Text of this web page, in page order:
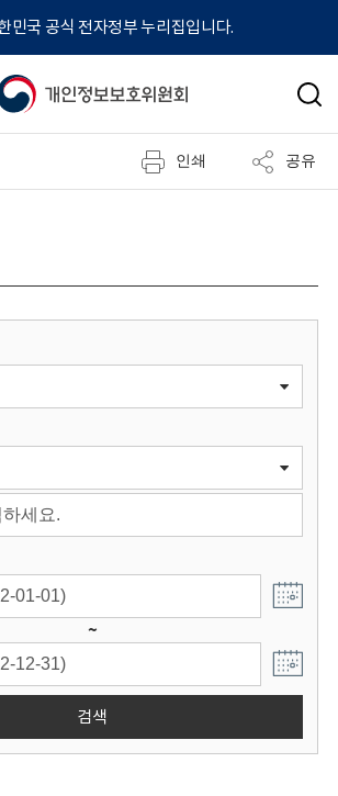
민국 공식 전자정부 누리집입니다.
검
인쇄 공유
~
검색